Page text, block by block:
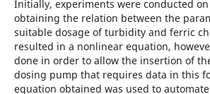
Initially, experiments were conducted
obtaining the relation between the
suitable dosage of turbidity and ferric
resulted in a nonlinear equation,
done in order to allow the insertion of
dosing pump that requires data in this
equation obtained was used to